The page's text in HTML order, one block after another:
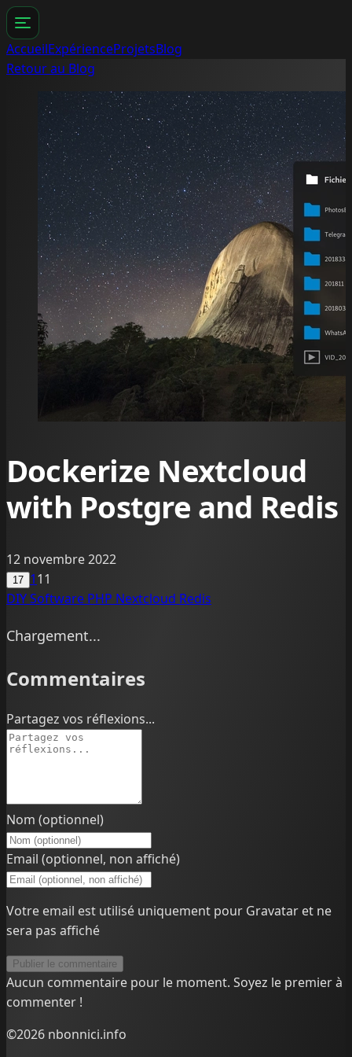
AccueilExpérienceProjetsBlog
Retour au Blog
Dockerize Nextcloud
with Postgre and Redis
12 novembre 2022
17 111
DIYSoftware PHP Nextcloud Redis
Chargement...
Commentaires
Partagez vos réflexions...
Nom (optionnel)
Email (optionnel, non affiché)
Votre email est utilisé uniquement pour Gravatar et ne
sera pas affiché
Publier le commentaire
Aucun commentaire pour le moment. Soyez le premier à
commenter !
©2026 nbonnici.info